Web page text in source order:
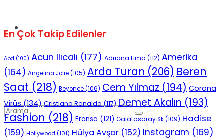
Podcast
En Çok Takip Edilenler
Abd (100) Acun Ilıcalı (177) Adriana Lima (112) Amerika
(164) Angelina Jolie(105) Arda Turan (206) Beren
Saat (218) Beyonce(106) Cem Yılmaz (194) Corona
Virüs(134) Cristiano Ronaldo(117) Demet Akalın (193)
Fashion (218) Fransa (121) Galatasaray Sk(109) Hadise
(159) Hollywood (101) Hülya Avşar (152) Instagram (169)